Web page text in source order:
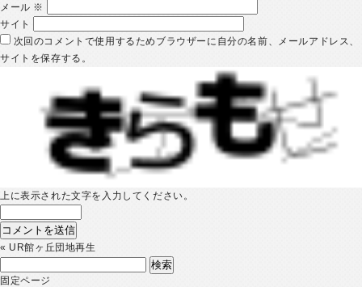
メール ※
サイト
次回のコメントで使用するためブラウザーに自分の名前、メールアドレス、
サイトを保存する。
上に表示された文字を入力してください。
« UR館ヶ丘団地再生
索:
固定ページ